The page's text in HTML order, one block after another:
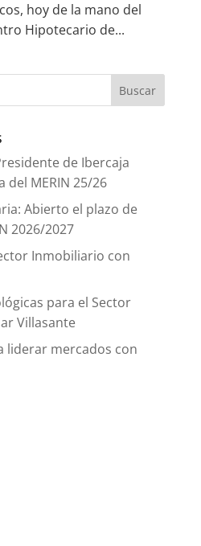
hoy de la mano del
Hipotecario de...
de Ibercaja
del MERIN 25/26
Abierto el plazo de
2026/2027
Inmobiliario con
para el Sector
Villasante
liderar mercados con